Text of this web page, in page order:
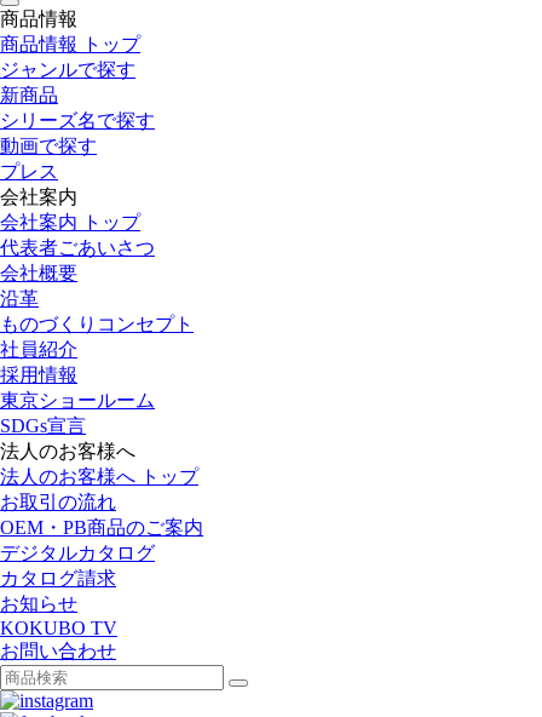
toggle
navigation
商品情報
商品情報 トップ
ジャンルで探す
新商品
シリーズ名で探す
動画で探す
プレス
会社案内
会社案内 トップ
代表者ごあいさつ
会社概要
沿革
ものづくりコンセプト
社員紹介
採用情報
東京ショールーム
SDGs宣言
法人のお客様へ
法人のお客様へ トップ
お取引の流れ
OEM・PB商品のご案内
デジタルカタログ
カタログ請求
お知らせ
KOKUBO TV
お問い合わせ